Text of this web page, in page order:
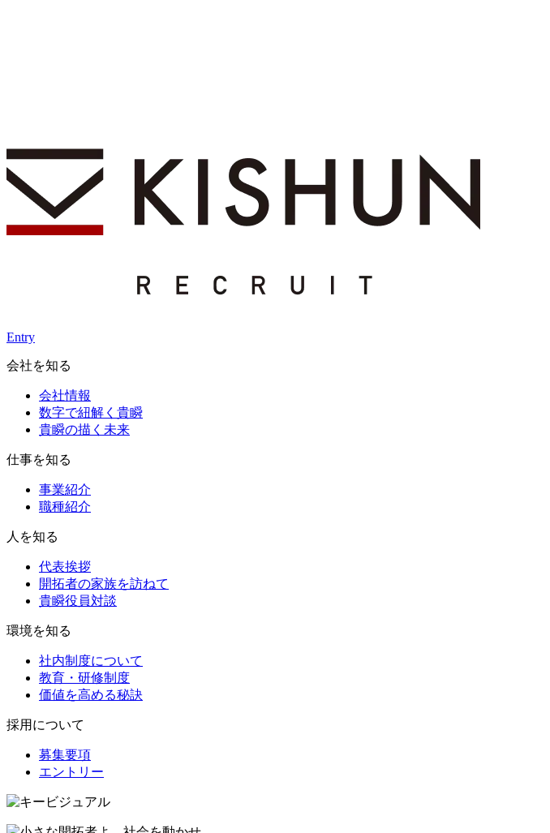
Entry
会社を知る
会社情報
数字で紐解く貴瞬
貴瞬の描く未来
仕事を知る
事業紹介
職種紹介
人を知る
代表挨拶
開拓者の家族を訪ねて
貴瞬役員対談
環境を知る
社内制度について
教育・研修制度
価値を高める秘訣
採用について
募集要項
エントリー